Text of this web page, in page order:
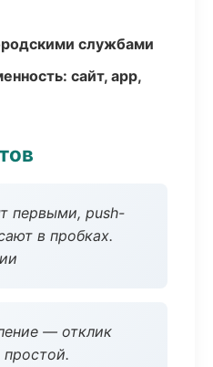
службами
сайт, app,
первыми, push-
в пробках.
— отклик
простой.